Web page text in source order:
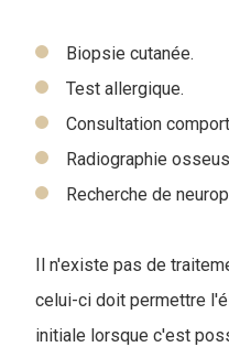
Biopsie cutanée.
Test allergique.
Consultation
Radiographie
Recherche de
Il n'existe pas de
celui-ci doit permettre
initiale lorsque c'est